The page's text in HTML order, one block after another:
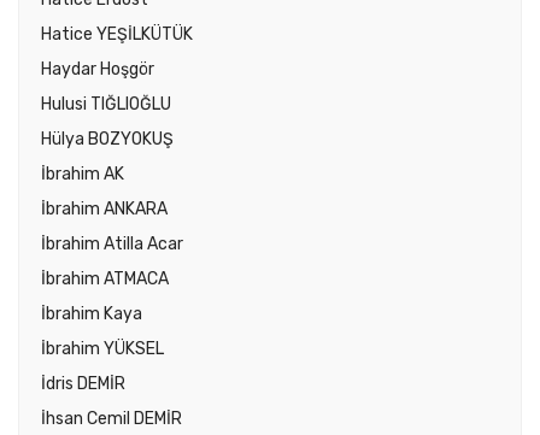
Hatice YEŞİLKÜTÜK
Haydar Hoşgör
Hulusi TIĞLIOĞLU
Hülya BOZYOKUŞ
İbrahim AK
İbrahim ANKARA
İbrahim Atilla Acar
İbrahim ATMACA
İbrahim Kaya
İbrahim YÜKSEL
İdris DEMİR
İhsan Cemil DEMİR